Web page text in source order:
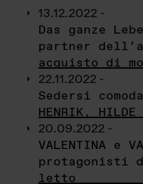
13.12.2022 -
Das ganze
partner
acquisto di
22.11.2022 -
Sedersi
HENRIK, HILDE
20.09.2022 -
VALENTINA e
protagonisti
letto